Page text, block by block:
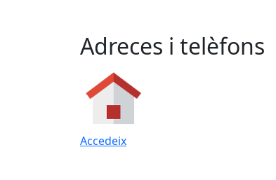
Adreces i telèfons
Accedeix